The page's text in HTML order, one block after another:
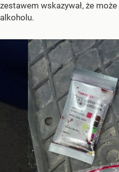
zestawem wskazywał, że
alkoholu.